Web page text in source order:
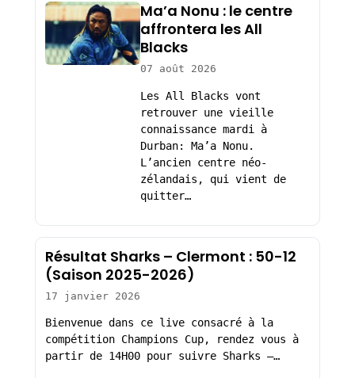
Ma’a Nonu : le centre
affrontera les All
Blacks
07 août 2026
Les All Blacks vont
retrouver une vieille
connaissance mardi à
Durban: Ma’a Nonu.
L’ancien centre néo-
zélandais, qui vient de
quitter…
Résultat Sharks – Clermont : 50-12
(Saison 2025-2026)
17 janvier 2026
Bienvenue dans ce live consacré à la
compétition Champions Cup, rendez vous à
partir de 14H00 pour suivre Sharks –…